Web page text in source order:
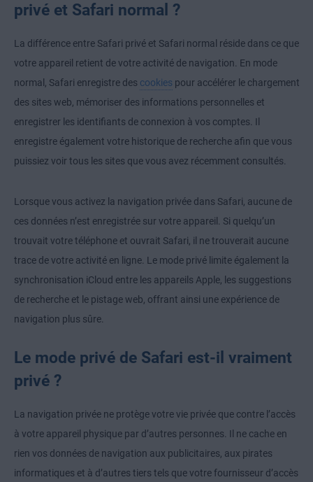
privé et Safari normal ?
La différence entre Safari privé et Safari normal réside dans ce que
votre appareil retient de votre activité de navigation. En mode
normal, Safari enregistre des cookies pour accélérer le chargement
des sites web, mémoriser des informations personnelles et
enregistrer les identifiants de connexion à vos comptes. Il
enregistre également votre historique de recherche afin que vous
puissiez voir tous les sites que vous avez récemment consultés.
Lorsque vous activez la navigation privée dans Safari, aucune de
ces données n’est enregistrée sur votre appareil. Si quelqu’un
trouvait votre téléphone et ouvrait Safari, il ne trouverait aucune
trace de votre activité en ligne. Le mode privé limite également la
synchronisation iCloud entre les appareils Apple, les suggestions
de recherche et le pistage web, offrant ainsi une expérience de
navigation plus sûre.
Le mode privé de Safari est-il vraiment
privé ?
La navigation privée ne protège votre vie privée que contre l’accès
à votre appareil physique par d’autres personnes. Il ne cache en
rien vos données de navigation aux publicitaires, aux pirates
informatiques et à d’autres tiers tels que votre fournisseur d’accès